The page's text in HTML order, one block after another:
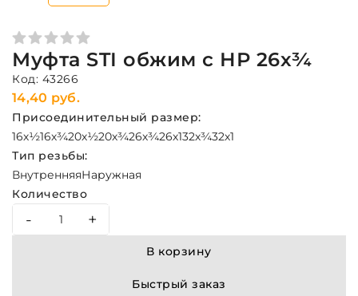
Муфта STI обжим с НР 26х¾
Код: 43266
14,40 руб.
Присоединительный размер:
16х½16х¾20х½20х¾26х¾26х132х¾32х1
Тип резьбы:
ВнутренняяНаружная
Количество
- +
В корзину
Быстрый заказ